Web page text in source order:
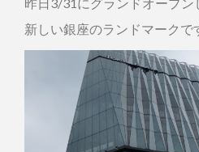
新しい銀座のランドマークで